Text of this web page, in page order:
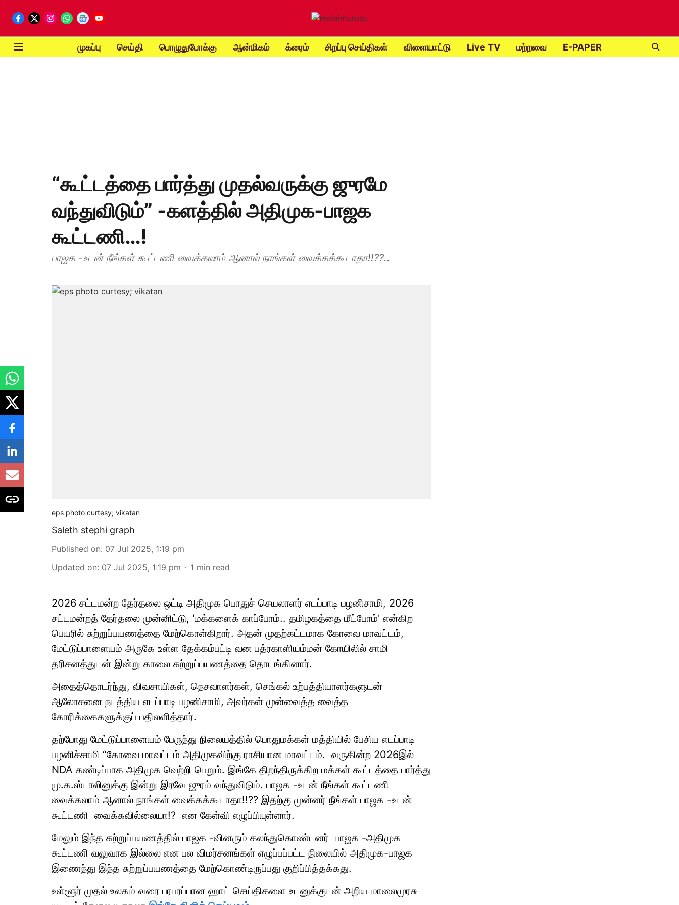
முகப்பு செய்தி பொழுதுபோக்கு ஆன்மிகம் க்ரைம் சிறப்பு செய்திகள் விளையாட்டு Live TV மற்றவை E-PAPER
“கூட்டத்தை பார்த்து முதல்வருக்கு ஜுரமே
வந்துவிடும்” -களத்தில் அதிமுக-பாஜக
கூட்டணி…!
பாஜக -உடன் நீங்கள் கூட்டணி வைக்கலாம் ஆனால் நாங்கள் வைக்கக்கூடாதா!!??..
eps photo curtesy; vikatan
Saleth stephi graph
Published on: 07 Jul 2025, 1:19 pm
Updated on: 07 Jul 2025, 1:19 pm 1 min read
2026 சட்டமன்ற தேர்தலை ஒட்டி அதிமுக பொதுச் செயலாளர் எடப்பாடி பழனிசாமி, 2026
சட்டமன்றத் தேர்தலை முன்னிட்டு, 'மக்களைக் காப்போம்.. தமிழகத்தை மீட்போம்' என்கிற
பெயரில் சுற்றுப்பயணத்தை மேற்கொள்கிறார். அதன் முதற்கட்டமாக கோவை மாவட்டம்,
மேட்டுப்பாளையம் அருகே உள்ள தேக்கம்பட்டி வன பத்ரகாளியம்மன் கோயிலில் சாமி
தரிசனத்துடன் இன்று காலை சுற்றுப்பயணத்தை தொடங்கினார்.
அதைத்தொடர்ந்து, விவசாயிகள், நெசவாளர்கள், செங்கல் உற்பத்தியாளர்களுடன்
ஆலோசனை நடத்திய எடப்பாடி பழனிசாமி, அவர்கள் முன்வைத்த வைத்த
கோரிக்கைகளுக்குப் பதிலளித்தார்.
தற்போது மேட்டுப்பாளையம் பேருந்து நிலையத்தில் பொதுமக்கள் மத்தியில் பேசிய எடப்பாடி
பழனிச்சாமி “கோவை மாவட்டம் அதிமுகவிற்கு ராசியான மாவட்டம். வருகின்ற 2026இல்
NDA கண்டிப்பாக அதிமுக வெற்றி பெறும். இங்கே திறந்திருக்கிற மக்கள் கூட்டத்தை பார்த்து
மு.க.ஸ்டாலினுக்கு இன்று இரவே ஜுரம் வந்துவிடும். பாஜக -உடன் நீங்கள் கூட்டணி
வைக்கலாம் ஆனால் நாங்கள் வைக்கக்கூடாதா!!?? இதற்கு முன்னர் நீங்கள் பாஜக -உடன்
கூட்டணி வைக்கவில்லையா!? என கேள்வி எழுப்பியுள்ளார்.
மேலும் இந்த சுற்றுப்பயணத்தில் பாஜக -வினரும் கலந்துகொண்டனர் பாஜக -அதிமுக
கூட்டணி வலுவாக இல்லை என பல விமர்சனங்கள் எழுப்பப்பட்ட நிலையில் அதிமுக-பாஜக
இணைந்து இந்த சுற்றுப்பயணத்தை மேற்கொண்டிருப்பது குறிப்பித்தக்கது.
உள்ளூர் முதல் உலகம் வரை பரபரப்பான ஹாட் செய்திகளை உடனுக்குடன் அறிய மாலைமுரசு